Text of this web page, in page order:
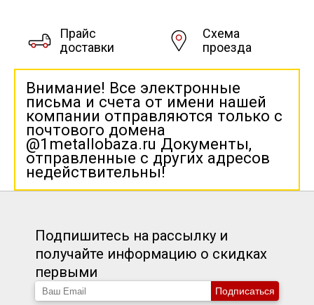
Прайс
доставки
Схема
проезда
Внимание! Все электронные
письма и счета от имени нашей
компании отправляются только с
почтового домена
@1metallobaza.ru Документы,
отправленные с других адресов
недействительны!
Подпишитесь на рассылку и
получайте информацию о скидках
первыми
Подписаться